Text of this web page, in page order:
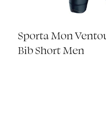
Sporta Mon
Bib Short Men